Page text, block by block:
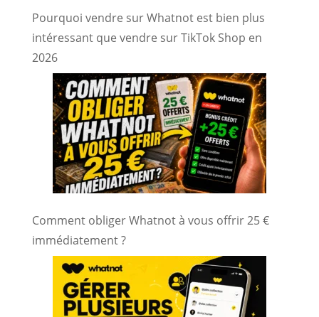
Pourquoi vendre sur Whatnot est bien plus
intéressant que vendre sur TikTok Shop en
2026
Comment obliger Whatnot à vous offrir 25 €
immédiatement ?